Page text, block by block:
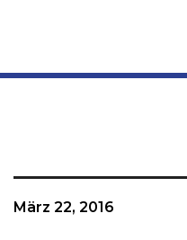
März 22, 2016